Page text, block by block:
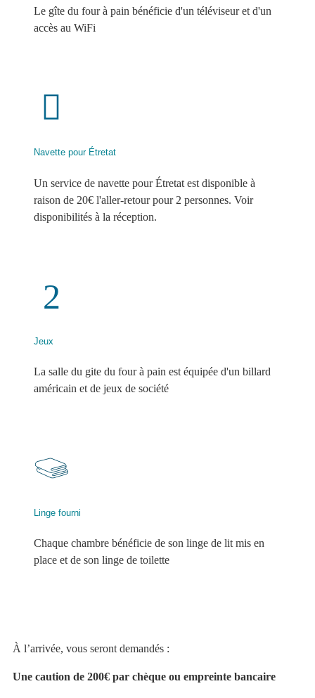
Le gîte du four à pain bénéficie d'un téléviseur et d'un
accès au WiFi
Navette pour Étretat
Un service de navette pour Étretat est disponible à
raison de 20€ l'aller-retour pour 2 personnes. Voir
disponibilités à la réception.
Jeux
La salle du gite du four à pain est équipée d'un billard
américain et de jeux de société
Linge fourni
Chaque chambre bénéficie de son linge de lit mis en
place et de son linge de toilette
À l’arrivée, vous seront demandés :
Une caution de 200€ par chèque ou empreinte bancaire